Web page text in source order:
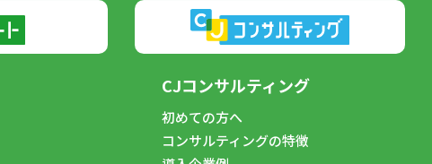
CJコンサルティング
初めての方へ
コンサルティングの特徴